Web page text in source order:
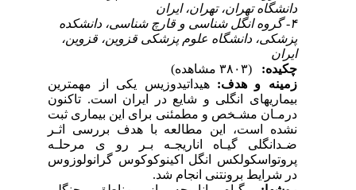
دانشگاه تهران، تهران، ایران
۴- گروه انگل شناسی و قارچ شناسی، دانشکده
پزشکی، دانشگاه علوم پزشکی قزوین، قزوین،
(۳۸۰۳ مشاهده)
زمینه و هدف: هیداتیدوزیس یکی از مهمترین
بیماریهای انگلی و شایع در ایران است. تاکنون
درمـان مشـخص و مطمئنی برای این بیماری ثبت
نشده است، این مطالعه با هدف بررسی اثـر
ضـدانگلی گیـاه اناریجـه بـر رو ی مرحلـه
پروتواسکولکس انگل اکینوکوکوس گرانولوزوس
در شرایط برونتنی انجام شد.